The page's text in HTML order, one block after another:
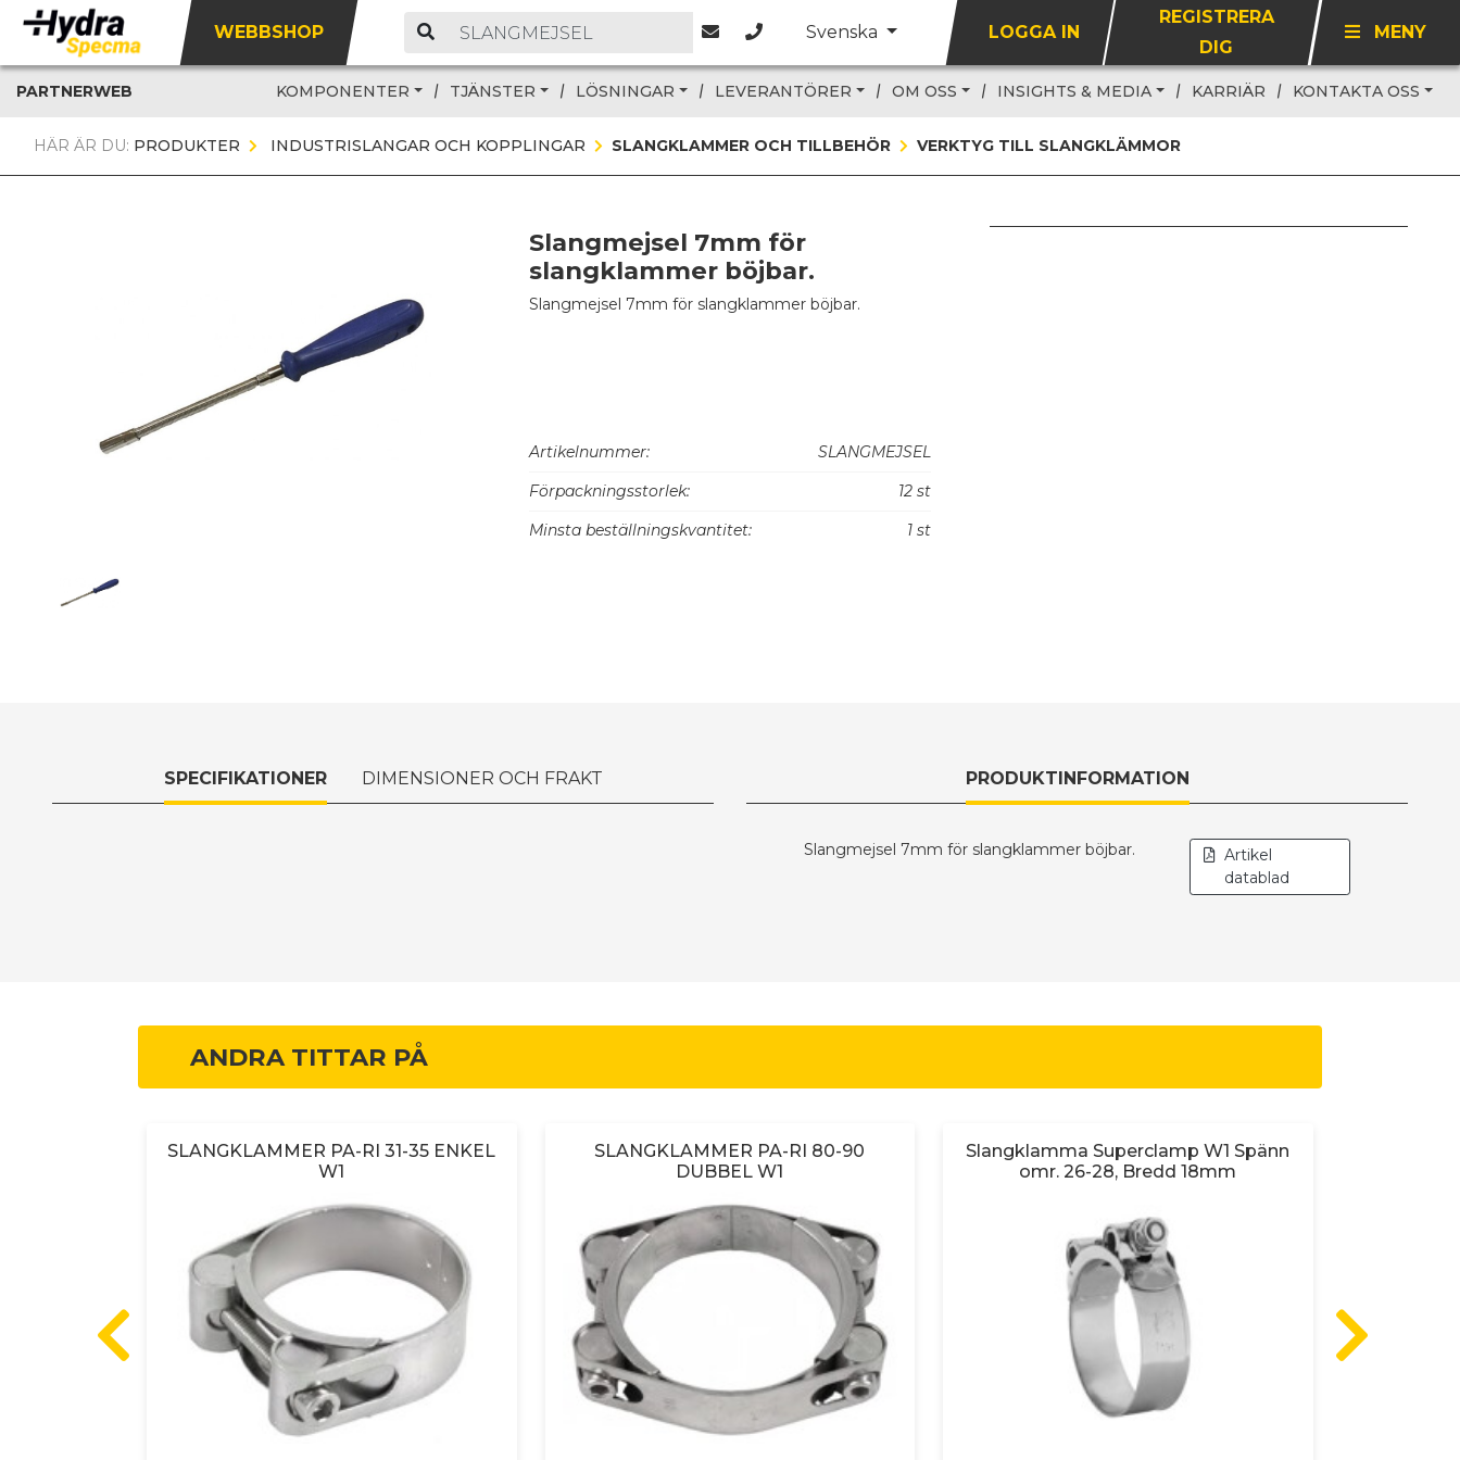
WEBBSHOP Svenska LOGGA IN
REGISTRERA
DIG
MENY
PARTNERWEB KOMPONENTER TJÄNSTER LÖSNINGAR LEVERANTÖRER OM OSS INSIGHTS & MEDIA KARRIÄR KONTAKTA OSS
HÄR ÄR DU: PRODUKTER INDUSTRISLANGAR OCH KOPPLINGAR SLANGKLAMMER OCH TILLBEHÖR VERKTYG TILL SLANGKLÄMMOR
Slangmejsel 7mm för
slangklammer böjbar.
Slangmejsel 7mm för slangklammer böjbar.
Artikelnummer:
SLANGMEJSEL
Förpackningsstorlek:
12 st
Minsta beställningskvantitet:
1 st
SPECIFIKATIONER DIMENSIONER OCH FRAKT PRODUKTINFORMATION
Slangmejsel 7mm för slangklammer böjbar.
Artikel
datablad
ANDRA TITTAR PÅ
SLANGKLAMMER PA-RI 31-35 ENKEL
W1
SLANGKLAMMER PA-RI 80-90
DUBBEL W1
Slangklamma Superclamp W1 Spänn
omr. 26-28, Bredd 18mm